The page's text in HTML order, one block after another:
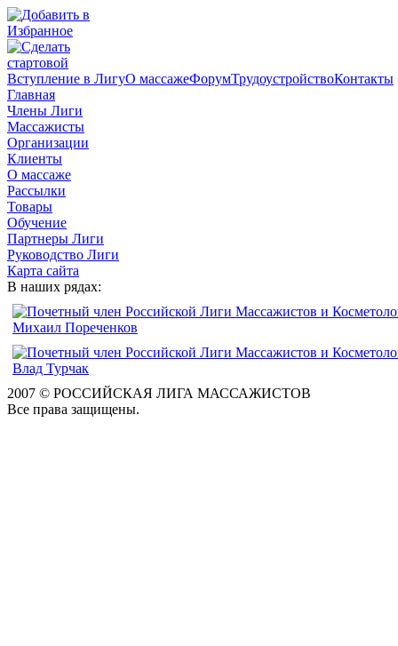
Вступление в ЛигуО массажеФорумТрудоустройствоКонтакты
Главная
Члены Лиги
Массажисты
Организации
Клиенты
О массаже
Рассылки
Товары
Обучение
Партнеры Лиги
Руководство Лиги
Карта сайта
В наших рядах:
2007 © РОССИЙСКАЯ ЛИГА МАССАЖИСТОВ
Все права защищены.